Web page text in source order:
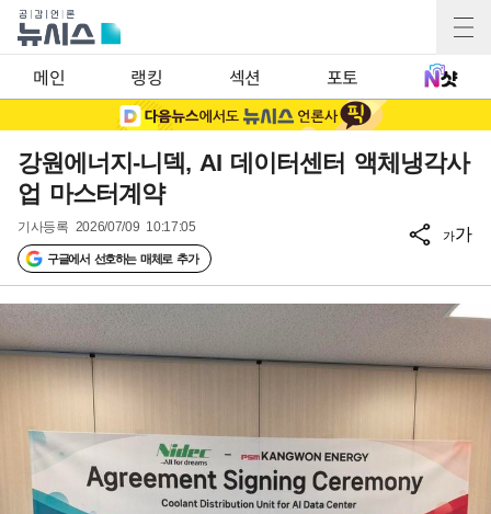
메인 랭킹 섹션 포토
강원에너지-니덱, AI 데이터센터 액체냉각사
업 마스터계약
기사등록 2026/07/09 10:17:05
구글에서 선호하는 매체로 추가
가가